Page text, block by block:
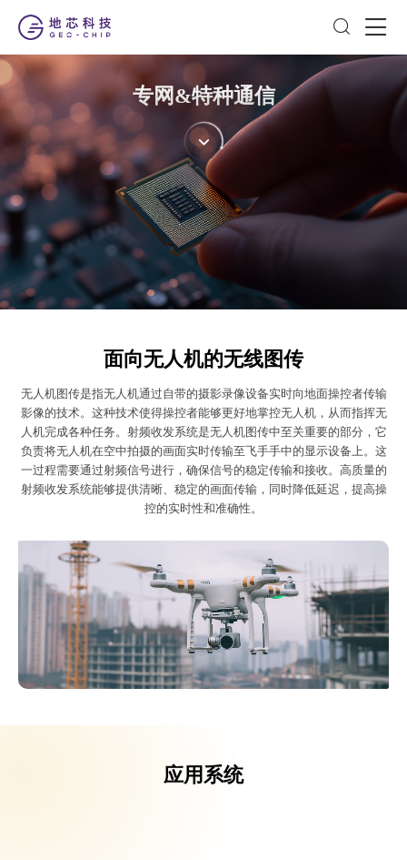
专网&特种通信
面向无人机的无线图传
无人机图传是指无人机通过自带的摄影录像设备实时向地面操控者传输
影像的技术。这种技术使得操控者能够更好地掌控无人机，从而指挥无
人机完成各种任务。射频收发系统是无人机图传中至关重要的部分，它
负责将无人机在空中拍摄的画面实时传输至飞手手中的显示设备上。这
一过程需要通过射频信号进行，确保信号的稳定传输和接收。高质量的
射频收发系统能够提供清晰、稳定的画面传输，同时降低延迟，提高操
控的实时性和准确性。
应用系统